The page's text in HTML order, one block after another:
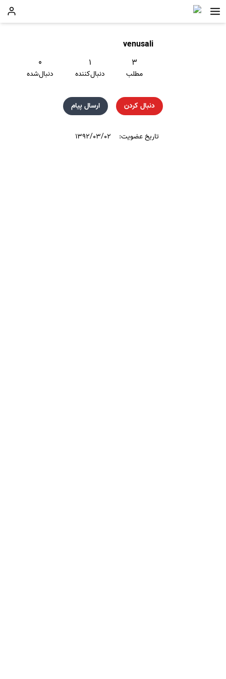
venusali
۳
مطلب
۱
دنبال‌کننده
۰
دنبال‌شده
دنبال کردن ارسال پیام
تاریخ عضویت: ۱۳۹۲/۰۳/۰۲